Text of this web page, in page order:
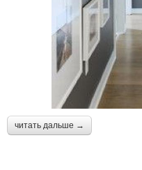
читать дальше →